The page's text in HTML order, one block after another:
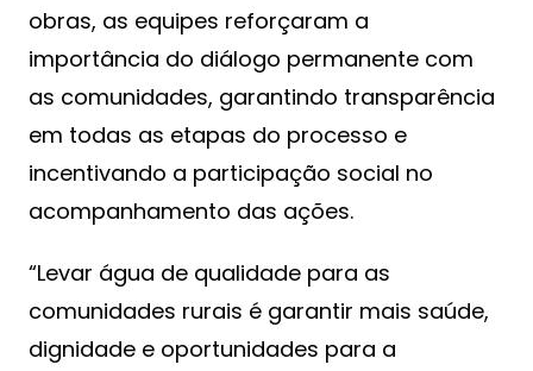
obras, as equipes reforçaram a
importância do diálogo permanente com
as comunidades, garantindo transparência
em todas as etapas do processo e
incentivando a participação social no
acompanhamento das ações.
“Levar água de qualidade para as
comunidades rurais é garantir mais saúde,
dignidade e oportunidades para a